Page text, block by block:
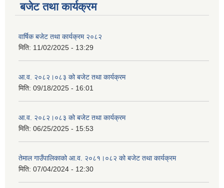
बजेट तथा कार्यक्रम
वार्षिक बजेट तथा कार्यक्रम २०८२
मिति: 11/02/2025 - 13:29
आ.व. २०८२।०८३ को बजेट तथा कार्यक्रम
मिति: 09/18/2025 - 16:01
आ.व. २०८२।०८३ को बजेट तथा कार्यक्रम
मिति: 06/25/2025 - 15:53
तेमाल गाउँपालिकाको आ.व. २०८१।०८२ को बजेट तथा कार्यक्रम
मिति: 07/04/2024 - 12:30